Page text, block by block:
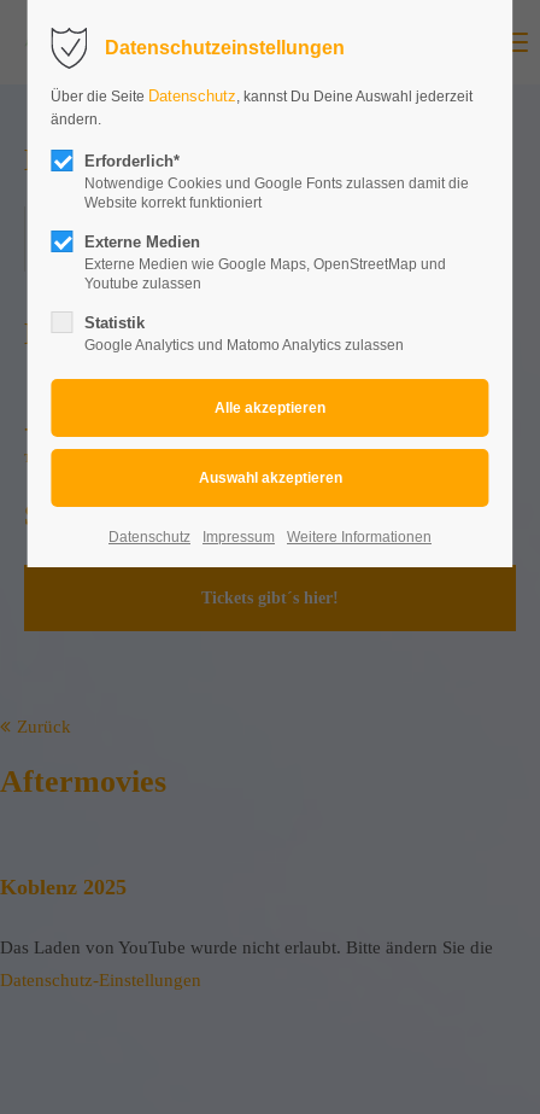
Mallorcaparty Herford 2024
ORT: KULTURWERK HERFORD
NOCH ...
-644
Tage
Sichert euch eure Tickets!
Tickets gibt´s hier!
Zurück
Aftermovies
Koblenz 2025
Das Laden von YouTube wurde nicht erlaubt. Bitte ändern Sie die
Datenschutz-Einstellungen
Datenschutzeinstellungen
Über die Seite Datenschutz, kannst Du Deine Auswahl jederzeit
ändern.
Erforderlich*
Notwendige Cookies und Google Fonts zulassen damit die
Website korrekt funktioniert
Externe Medien
Externe Medien wie Google Maps, OpenStreetMap und
Youtube zulassen
Statistik
Google Analytics und Matomo Analytics zulassen
Datenschutz Impressum Weitere Informationen